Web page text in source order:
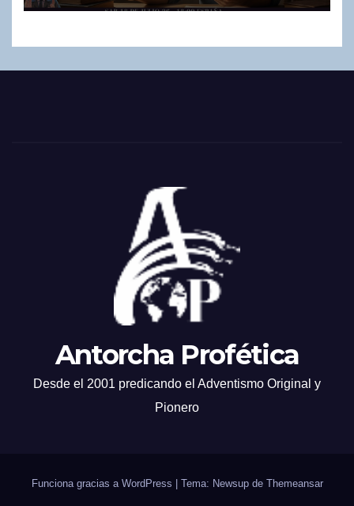
Antorcha Profética
Desde el 2001 predicando el Adventismo Original y
Pionero
Funciona gracias a WordPress | Tema: Newsup de Themeansar